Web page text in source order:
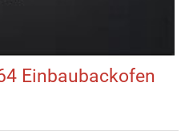
Einbaubackofen